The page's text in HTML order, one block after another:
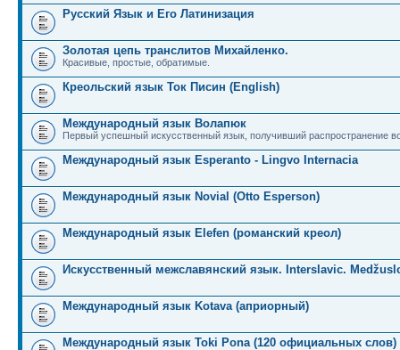
Русский Язык и Его Латинизация
Золотая цепь транслитов Михайленко.
Красивые, простые, обратимые.
Креольский язык Ток Писин (English)
Международный язык Волапюк
Первый успешный искусственный язык, получивший распространение
Международный язык Esperanto - Lingvo Internacia
Международный язык Novial (Otto Esperson)
Международный язык Elefen (романский креол)
Искусственный межславянский язык. Interslavic.
Международный язык Kotava (априорный)
Международный язык Toki Pona (120 официальных слов)